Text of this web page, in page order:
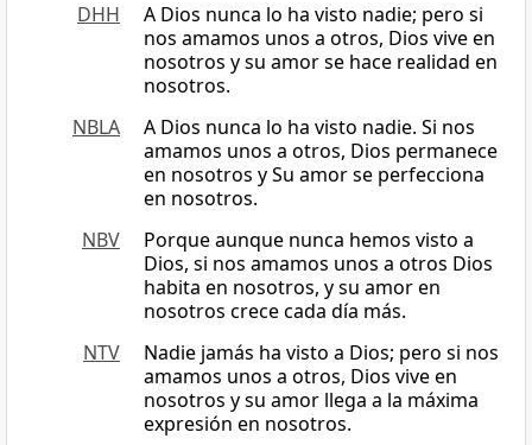
DHH
A Dios nunca lo ha visto nadie; pero si
nos amamos unos a otros, Dios vive en
nosotros y su amor se hace realidad en
nosotros.
NBLA
A Dios nunca lo ha visto nadie. Si nos
amamos unos a otros, Dios permanece
en nosotros y Su amor se perfecciona
en nosotros.
NBV
Porque aunque nunca hemos visto a
Dios, si nos amamos unos a otros Dios
habita en nosotros, y su amor en
nosotros crece cada día más.
NTV
Nadie jamás ha visto a Dios; pero si nos
amamos unos a otros, Dios vive en
nosotros y su amor llega a la máxima
expresión en nosotros.